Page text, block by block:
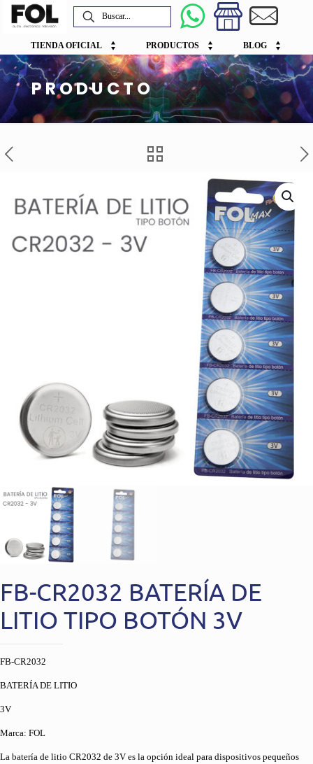
TIENDA OFICIAL PRODUCTOS BLOG
PRODUCTO
FB-CR2032 BATERÍA DE
LITIO TIPO BOTÓN 3V
FB-CR2032
BATERÍA DE LITIO
3V
Marca: FOL
La batería de litio CR2032 de 3V es la opción ideal para dispositivos pequeños